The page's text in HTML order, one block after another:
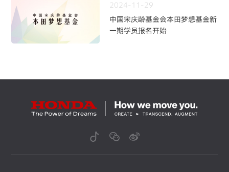
2024-11-29
中国宋庆龄基金会本田梦想基金新
一期学员报名开始